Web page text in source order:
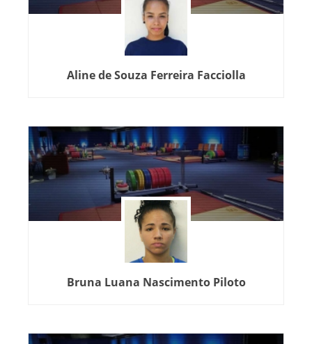
Aline de Souza Ferreira Facciolla
Bruna Luana Nascimento Piloto